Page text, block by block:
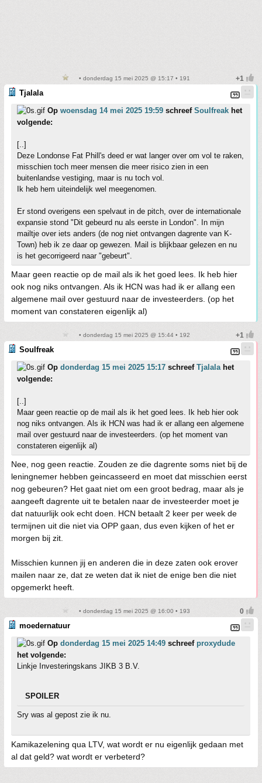
• donderdag 15 mei 2025 @ 15:17 • 191
Tjalala
Op woensdag 14 mei 2025 19:59 schreef Soulfreak het
volgende:
[..]
Deze Londonse Fat Phill's deed er wat langer over om vol te raken,
misschien toch meer mensen die meer risico zien in een
buitenlandse vestiging, maar is nu toch vol.
Ik heb hem uiteindelijk wel meegenomen.
Er stond overigens een spelvaut in de pitch, over de internationale
expansie stond "Dit gebeurd nu als eerste in London". In mijn
mailtje over iets anders (de nog niet ontvangen dagrente van K-
Town) heb ik ze daar op gewezen. Mail is blijkbaar gelezen en nu
is het gecorrigeerd naar "gebeurt".
Maar geen reactie op de mail als ik het goed lees. Ik heb hier
ook nog niks ontvangen. Als ik HCN was had ik er allang een
algemene mail over gestuurd naar de investeerders. (op het
moment van constateren eigenlijk al)
• donderdag 15 mei 2025 @ 15:44 • 192
Soulfreak
Op donderdag 15 mei 2025 15:17 schreef Tjalalahet
volgende:
[..]
Maar geen reactie op de mail als ik het goed lees. Ik heb hier ook
nog niks ontvangen. Als ik HCN was had ik er allang een algemene
mail over gestuurd naar de investeerders. (op het moment van
constateren eigenlijk al)
Nee, nog geen reactie. Zouden ze die dagrente soms niet bij de
leningnemer hebben geincasseerd en moet dat misschien eerst
nog gebeuren? Het gaat niet om een groot bedrag, maar als je
aangeeft dagrente uit te betalen naar de investeerder moet je
dat natuurlijk ook echt doen. HCN betaalt 2 keer per week de
termijnen uit die niet via OPP gaan, dus even kijken of het er
morgen bij zit.
Misschien kunnen jij en anderen die in deze zaten ook erover
mailen naar ze, dat ze weten dat ik niet de enige ben die niet
opgemerkt heeft.
• donderdag 15 mei 2025 @ 16:00 • 193
moedernatuur
Op donderdag 15 mei 2025 14:49 schreef proxydude
het volgende:
Linkje Investeringskans JIKB 3 B.V.
SPOILER
Sry was al gepost zie ik nu.
Kamikazelening qua LTV, wat wordt er nu eigenlijk gedaan met
al dat geld? wat wordt er verbeterd?